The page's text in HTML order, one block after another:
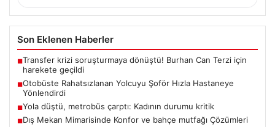
Son Eklenen Haberler
■Transfer krizi soruşturmaya dönüştü! Burhan Can Terzi için
harekete geçildi
■Otobüste Rahatsızlanan Yolcuyu Şoför Hızla Hastaneye
Yönlendirdi
■Yola düştü, metrobüs çarptı: Kadının durumu kritik
■Dış Mekan Mimarisinde Konfor ve bahçe mutfağı Çözümleri